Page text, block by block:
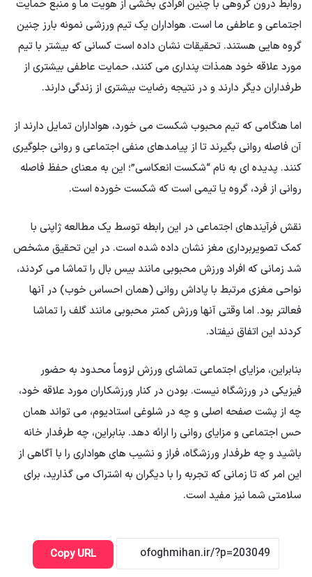
روابط درون گروهی با چنین افرادی بخشی از هویت ما و منبع حمایت
اجتماعی و عاطفی ما است. هواداران یک تیم ورزشی نمونه بارز چنین
گروه هایی هستند. تحقیقات نشان داده است کسانی که بیشتر با تیم
مورد علاقه خود همذات پنداری می کنند، حمایت عاطفی بیشتری از
طرفداران دیگر دارند و در نتیجه رضایت بیشتری از زندگی دارند.
اما هنگامی که تیم محبوب شکست می خورد، هواداران تمایل دارند از
آن فاصله روانی بگیرند تا از پیامدهای منفی اجتماعی و روانی جلوگیری
کنند. پدیده ای به نام “شکست انعکاسی”؛ این به معنای حفظ فاصله
روانی از فرد، گروه یا تیمی است که شکست خورده است.
نقش فرآیندهای اجتماعی در این رابطه توسط یک مطالعه ژاپنی با
کمک تصویربرداری مغز نشان داده شده است. در این تحقیق مشخص
شد زمانی که افراد ورزش محبوبی مانند بیس بال را تماشا می کردند،
نواحی مغزی مرتبط با پاداش روانی (همان احساس خوب) در آنها
فعالتر بود. اما وقتی آنها ورزش کمتر محبوبی مانند گلف را تماشا
کردند این اتفاق نیفتاد.
بنابراین، مزایای اجتماعی تماشای ورزش لزوماً محدود به حضور
فیزیکی در ورزشگاه نیست. بودن در کنار ورزشکاران مورد علاقه خود،
چه از پشت صفحه اصلی و چه در شلوغی استادیوم، می تواند همان
حس اجتماعی و مزایای روانی را ارائه دهد. بنابراین، چه طرفدار خانه
باشید و چه طرفدار ورزشگاه، فراز و نشیب های هواداری را با آگاهی از
این امر که تا زمانی که تجربه را با دیگران به اشتراک می گذارید، برای
سلامتی شما نیز مفید است.
Copy URL